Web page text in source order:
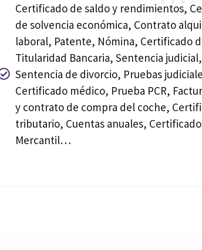
Certificado de saldo y rendimientos,
de solvencia económica, Contrato
laboral, Patente, Nómina, Certificado
Titularidad Bancaria, Sentencia judicial,
Sentencia de divorcio, Pruebas
Certificado médico, Prueba PCR,
y contrato de compra del coche,
tributario, Cuentas anuales,
Mercantil…